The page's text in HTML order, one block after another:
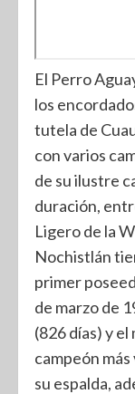
El Perro
los
tutela de
con varios
de su ilustre
duración,
Ligero de la
Nochistlán
primer
de marzo de
(826 días) y
campeón
su espalda,